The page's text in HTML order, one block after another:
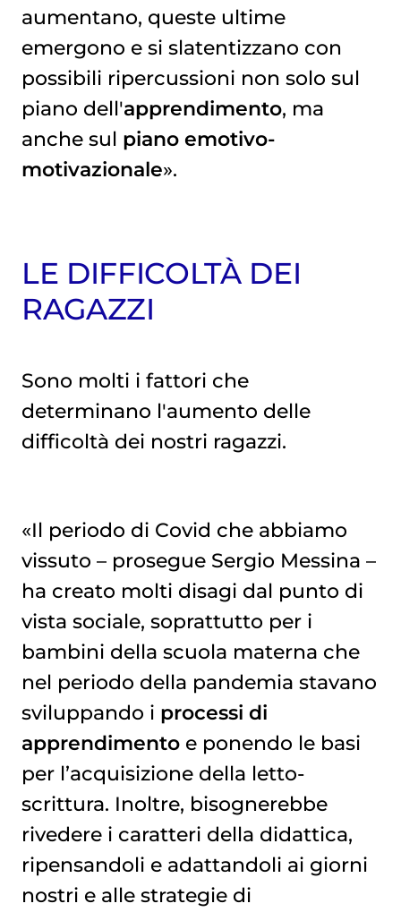
aumentano, queste ultime
emergono e si slatentizzano con
possibili ripercussioni non solo sul
piano dell'apprendimento, ma
anche sul piano emotivo-
motivazionale».
LE DIFFICOLTÀ DEI
RAGAZZI
Sono molti i fattori che
determinano l'aumento delle
difficoltà dei nostri ragazzi.
«Il periodo di Covid che abbiamo
vissuto – prosegue Sergio Messina –
ha creato molti disagi dal punto di
vista sociale, soprattutto per i
bambini della scuola materna che
nel periodo della pandemia stavano
sviluppando i processi di
apprendimentoe ponendo le basi
per l’acquisizione della letto-
scrittura. Inoltre, bisognerebbe
rivedere i caratteri della didattica,
ripensandoli e adattandoli ai giorni
nostri e alle strategie di